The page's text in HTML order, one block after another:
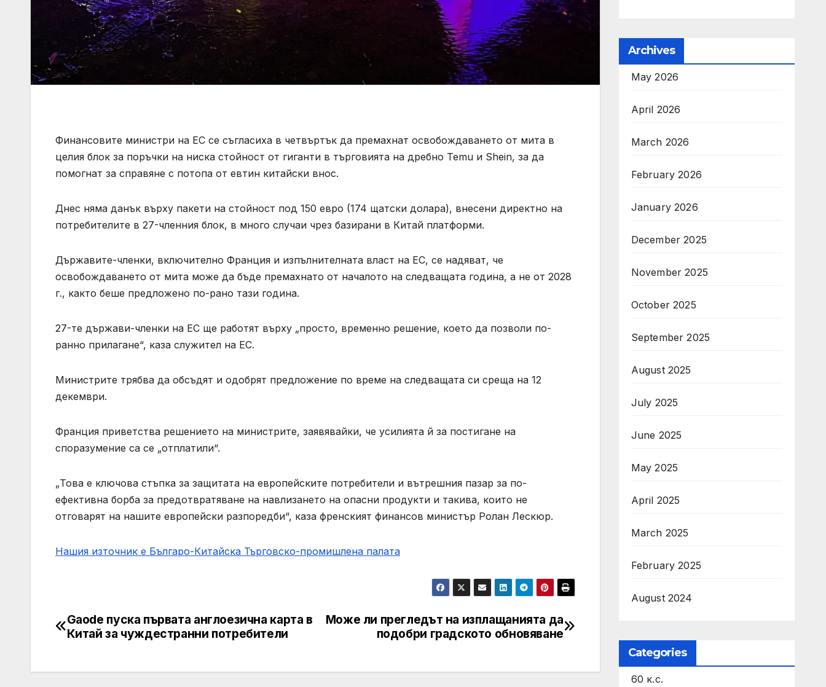
Финансовите министри на ЕС се съгласиха в четвъртък да премахнат освобождаването от мита в
целия блок за поръчки на ниска стойност от гиганти в търговията на дребно Temu и Shein, за да
помогнат за справяне с потопа от евтин китайски внос.
Днес няма данък върху пакети на стойност под 150 евро (174 щатски долара), внесени директно на
потребителите в 27-членния блок, в много случаи чрез базирани в Китай платформи.
Държавите-членки, включително Франция и изпълнителната власт на ЕС, се надяват, че
освобождаването от мита може да бъде премахнато от началото на следващата година, а не от 2028
г., както беше предложено по-рано тази година.
27-те държави-членки на ЕС ще работят върху „просто, временно решение, което да позволи по-
ранно прилагане“, каза служител на ЕС.
Министрите трябва да обсъдят и одобрят предложение по време на следващата си среща на 12
декември.
Франция приветства решението на министрите, заявявайки, че усилията й за постигане на
споразумение са се „отплатили“.
„Това е ключова стъпка за защитата на европейските потребители и вътрешния пазар за по-
ефективна борба за предотвратяване на навлизането на опасни продукти и такива, които не
отговарят на нашите европейски разпоредби“, каза френският финансов министър Ролан Лескюр.
Нашия източник е Българо-Китайска Търговско-промишлена палaта
Post
Може ли прегледът на изплащанията да
подобри градското обновяване
Gaode пуска първата англоезична карта в
Китай за чуждестранни потребители
Archives
May 2026
April 2026
March 2026
February 2026
January 2026
December 2025
November 2025
October 2025
September 2025
August 2025
July 2025
June 2025
May 2025
April 2025
March 2025
February 2025
August 2024
Categories
60 к.с.